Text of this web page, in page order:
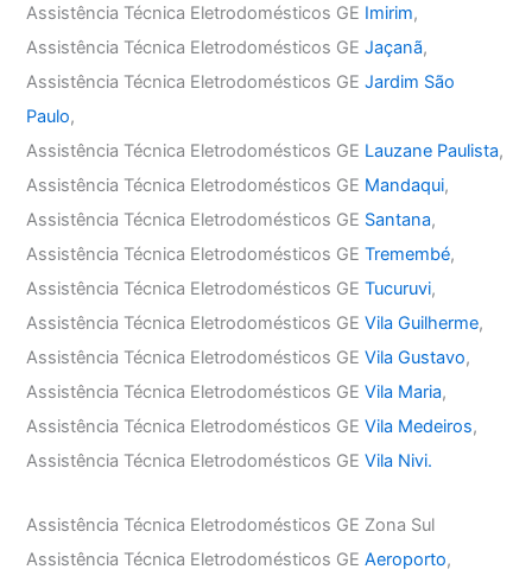
Assistência Técnica Eletrodomésticos GE Imirim,
Assistência Técnica Eletrodomésticos GEJaçanã,
Assistência Técnica Eletrodomésticos GEJardim São
Paulo,
Assistência Técnica Eletrodomésticos GE Lauzane Paulista,
Assistência Técnica Eletrodomésticos GE Mandaqui,
Assistência Técnica Eletrodomésticos GE Santana,
Assistência Técnica Eletrodomésticos GETremembé,
Assistência Técnica Eletrodomésticos GETucuruvi,
Assistência Técnica Eletrodomésticos GEVila Guilherme,
Assistência Técnica Eletrodomésticos GEVila Gustavo,
Assistência Técnica Eletrodomésticos GEVila Maria,
Assistência Técnica Eletrodomésticos GEVila Medeiros,
Assistência Técnica Eletrodomésticos GEVila Nivi.
Assistência Técnica Eletrodomésticos GE Zona Sul
Assistência Técnica Eletrodomésticos GEAeroporto,